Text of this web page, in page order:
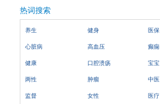
热词搜索
养生 健身 医保
心脏病 高血压 癫痫
健康 口腔溃疡 宝宝
两性 肿瘤 中医
监督 女性 医疗